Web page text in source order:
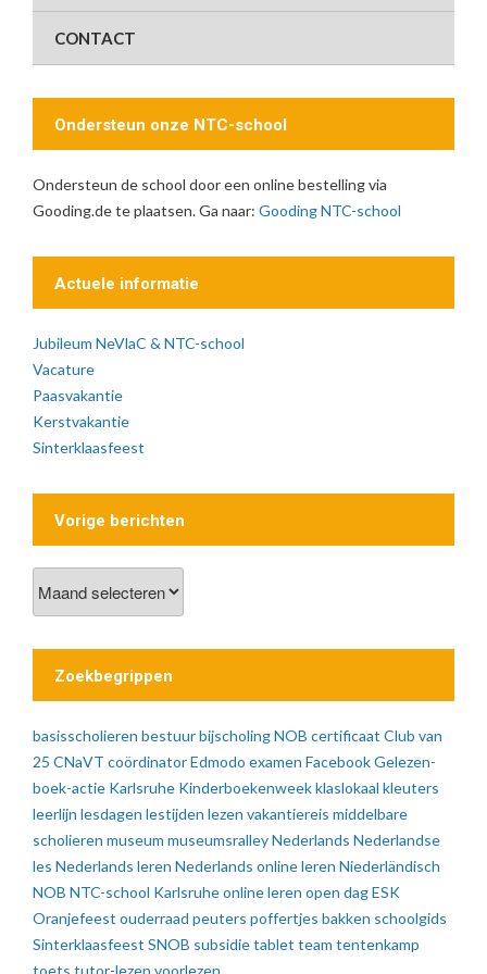
CONTACT
Ondersteun onze NTC-school
Ondersteun de school door een online bestelling via
Gooding.de te plaatsen. Ga naar: Gooding NTC-school
Actuele informatie
Jubileum NeVlaC & NTC-school
Vacature
Paasvakantie
Kerstvakantie
Sinterklaasfeest
Vorige berichten
berichten
Zoekbegrippen
basisscholieren bestuurbijscholing NOB certificaat Club van
25 CNaVT coördinatorEdmodo examen FacebookGelezen-
boek-actie Karlsruhe Kinderboekenweekklaslokaal kleuters
leerlijn lesdagen lestijden lezen vakantiereis middelbare
scholieren museum museumsralleyNederlands Nederlandse
les Nederlands leren Nederlands online leren Niederländisch
NOB NTC-school Karlsruheonline leren open dag ESK
Oranjefeest ouderraad peuters poffertjes bakken schoolgids
Sinterklaasfeest SNOB subsidietablet team tentenkamp